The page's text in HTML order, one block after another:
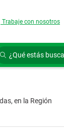
Trabaje con nosotros
en la Región